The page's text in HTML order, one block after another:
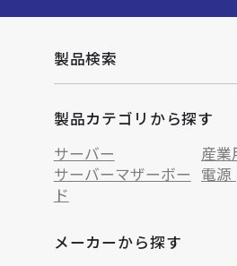
製品検索
製品カテゴリから探す
サーバー
産業
サーバーマザーボー
ド
電
メーカーから探す